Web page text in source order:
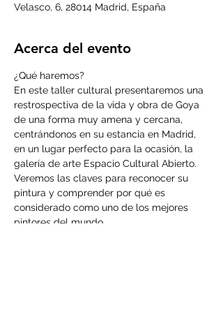
Velasco, 6, 28014 Madrid, España
Acerca del evento
¿Qué haremos?
En este taller cultural presentaremos una
restrospectiva de la vida y obra de Goya
de una forma muy amena y cercana,
centrándonos en su estancia en Madrid,
en un lugar perfecto para la ocasión, la
galería de arte Espacio Cultural Abierto.
Veremos las claves para reconocer su
pintura y comprender por qué es
considerado como uno de los mejores
pintores del mundo.